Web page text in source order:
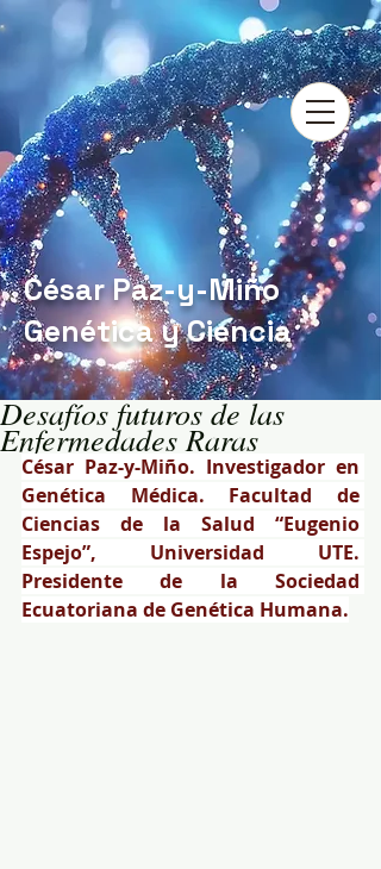
César Paz-y-Miño
Genética y Ciencia
Desafíos futuros de las
Enfermedades Raras
César Paz-y-Miño. Investigador en
Genética Médica. Facultad de
Ciencias de la Salud “Eugenio
Espejo”, Universidad UTE.
Presidente de la Sociedad
Ecuatoriana de Genética Humana.